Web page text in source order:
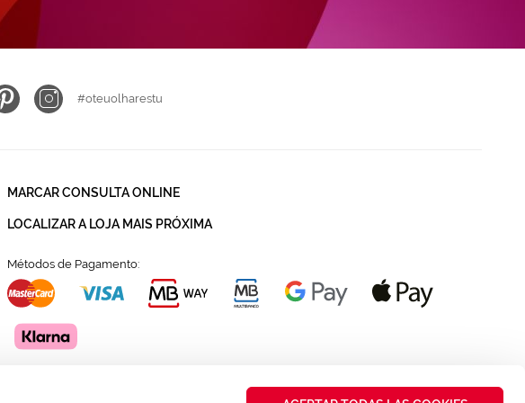
#oteuolharestu
MARCAR CONSULTA ONLINE
LOCALIZAR A LOJA MAIS PRÓXIMA
Métodos de Pagamento: